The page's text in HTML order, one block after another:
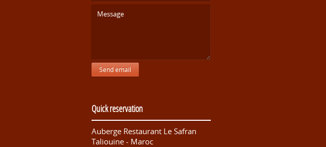
Send email
Quick reservation
Auberge Restaurant Le Safran
Taliouine - Maroc